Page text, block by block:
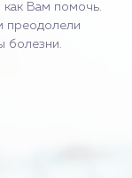
Вам помочь.
преодолели
болезни.